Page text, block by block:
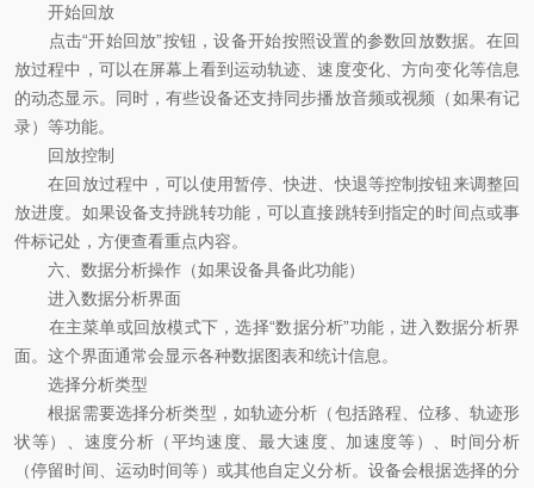
开始回放
点击“开始回放”按钮，设备开始按照设置的参数回放数据。在回
放过程中，可以在屏幕上看到运动轨迹、速度变化、方向变化等信息
的动态显示。同时，有些设备还支持同步播放音频或视频（如果有记
录）等功能。
回放控制
在回放过程中，可以使用暂停、快进、快退等控制按钮来调整回
放进度。如果设备支持跳转功能，可以直接跳转到指定的时间点或事
件标记处，方便查看重点内容。
六、数据分析操作（如果设备具备此功能）
进入数据分析界面
在主菜单或回放模式下，选择“数据分析”功能，进入数据分析界
面。这个界面通常会显示各种数据图表和统计信息。
选择分析类型
根据需要选择分析类型，如轨迹分析（包括路程、位移、轨迹形
状等）、速度分析（平均速度、最大速度、加速度等）、时间分析
（停留时间、运动时间等）或其他自定义分析。设备会根据选择的分